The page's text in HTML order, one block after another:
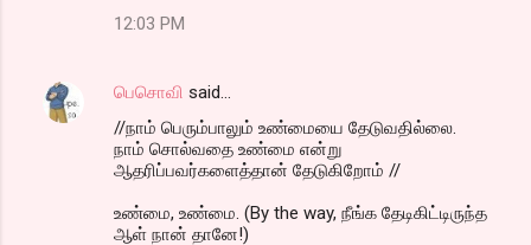
12:03 PM
பெசொவி said…
//நாம் பெரும்பாலும் உண்மையை தேடுவதில்லை.
நாம் சொல்வதை உண்மை என்று
ஆதரிப்பவர்களைத்தான் தேடுகிறோம் //
உண்மை, உண்மை. (By the way, நீங்க தேடிகிட்டிருந்த
ஆள் நான் தானே!)